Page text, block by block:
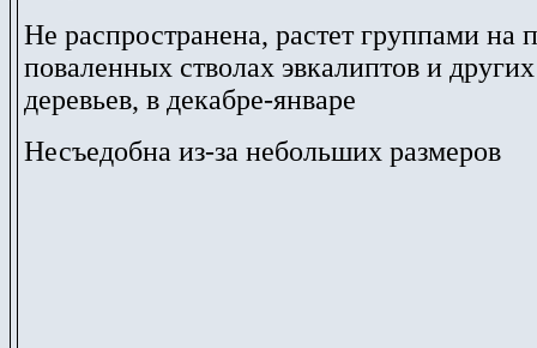
Не распространена, растет группами на
поваленных стволах эвкалиптов и
деревьев, в декабре-январе
Несъедобна из-за небольших размеров